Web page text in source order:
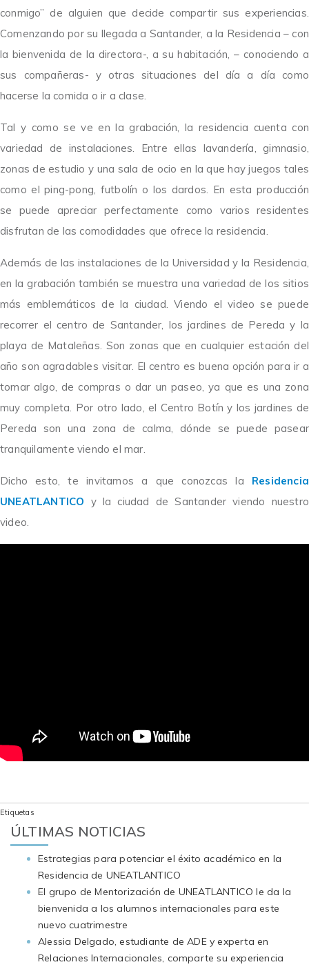
conmigo” de alguien que decide compartir sus experiencias.
Comenzando por su llegada a Santander, a la Residencia – con
la bienvenida de la directora-, a su habitación, – conociendo a
sus compañeras- y otras situaciones del día a día como
hacerse la comida o ir a clase.
Tal y como se ve en la grabación, la residencia cuenta con
variedad de instalaciones. Entre ellas lavandería, gimnasio,
zonas de estudio y una sala de ocio en la que hay juegos tales
como el ping-pong, futbolín o los dardos. En esta producción
se puede apreciar perfectamente como varios residentes
disfrutan de las comodidades que ofrece la residencia.
Además de las instalaciones de la Universidad y la Residencia,
en la grabación también se muestra una variedad de los sitios
más emblemáticos de la ciudad. Viendo el video se puede
recorrer el centro de Santander, los jardines de Pereda y la
playa de Mataleñas. Son zonas que en cualquier estación del
año son agradables visitar. El centro es buena opción para ir a
tomar algo, de compras o dar un paseo, ya que es una zona
muy completa. Por otro lado, el Centro Botín y los jardines de
Pereda son una zona de calma, dónde se puede pasear
tranquilamente viendo el mar.
Dicho esto, te invitamos a que conozcas la Residencia
UNEATLANTICO y la ciudad de Santander viendo nuestro
video.
Etiquetas
ÚLTIMAS NOTICIAS
Estrategias para potenciar el éxito académico en la
Residencia de UNEATLANTICO
El grupo de Mentorización de UNEATLANTICO le da la
bienvenida a los alumnos internacionales para este
nuevo cuatrimestre
Alessia Delgado, estudiante de ADE y experta en
Relaciones Internacionales, comparte su experiencia